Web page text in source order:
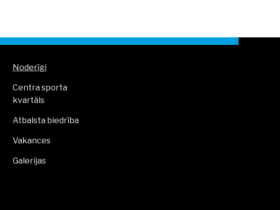
Noderīgi
Centra sporta
kvartāls
Atbalsta biedrība
Vakances
Galerijas